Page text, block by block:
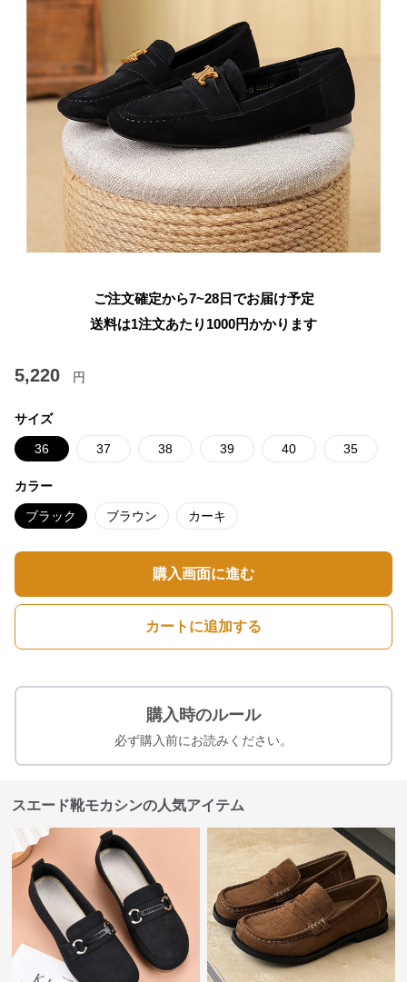
ご注文確定から7~28日でお届け予定
送料は1注文あたり 1000円かかります
5,220 円
サイズ
36 37 38 39 40 35
カラー
ブラック ブラウン カーキ
購入画面に進む
カートに追加する
購入時のルール
必ず購入前にお読みください。
スエード靴モカシンの人気アイテム